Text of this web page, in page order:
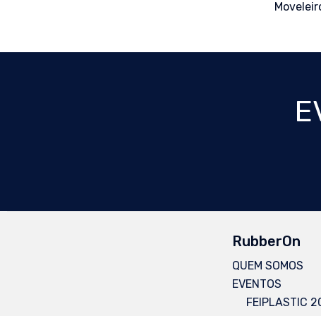
RubberOn
QUEM SOMOS
EVENTOS
FEIPLASTIC